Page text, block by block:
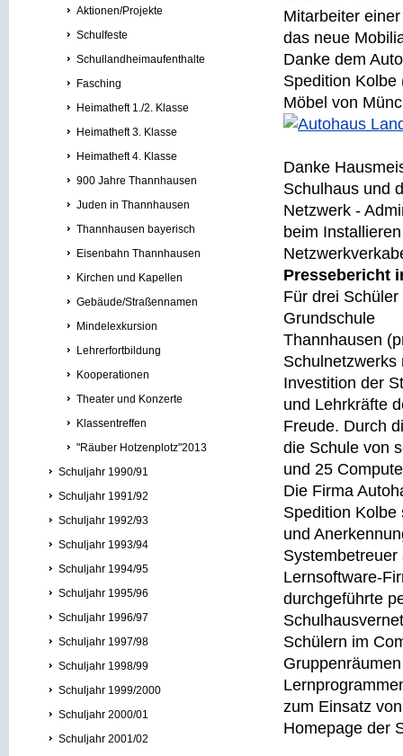
Aktionen/Projekte
Schulfeste
Schullandheimaufenthalte
Fasching
Heimatheft 1./2. Klasse
Heimatheft 3. Klasse
Heimatheft 4. Klasse
900 Jahre Thannhausen
Juden in Thannhausen
Thannhausen bayerisch
Eisenbahn Thannhausen
Kirchen und Kapellen
Gebäude/Straßennamen
Mindelexkursion
Lehrerfortbildung
Kooperationen
Theater und Konzerte
Klassentreffen
"Räuber Hotzenplotz"2013
Schuljahr 1990/91
Schuljahr 1991/92
Schuljahr 1992/93
Schuljahr 1993/94
Schuljahr 1994/95
Schuljahr 1995/96
Schuljahr 1996/97
Schuljahr 1997/98
Schuljahr 1998/99
Schuljahr 1999/2000
Schuljahr 2000/01
Schuljahr 2001/02
Mitarbeiter
das neue
Danke dem
Spedition Kolbe
Möbel von
Danke
Schulhaus und
Netzwerk -
beim
Pressebericht
Für drei
Grundschule
Thannhausen
Schulnetzwerks
Investition der
und Lehrkräfte
Freude. Durch
die Schule von
und 25
Die Firma
Spedition Kolbe
und
Lernsoftware-
durchgeführte
Schülern im
zum Einsatz
Homepage der